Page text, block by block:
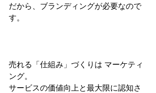
だから、ブランディングが必要なので
す。
売れる「仕組み」づくりは マーケティ
ング。
サービスの価値向上と最大限に認知さ